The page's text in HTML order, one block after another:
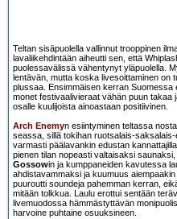
Teltan sisäpuolella vallinnut trooppinen
lavaliikehdintään aiheutti sen, että
puolessavälissä vähentynyt yläpuolella.
lentävän, mutta koska livesoittaminen on
plussaa. Ensimmäisen kerran
monet festivaalivieraat vähän puun takaa
osalle kuulijoista ainoastaan positiivinen.
Arch Enemyn esiintyminen teltassa
seassa, sillä tokihan ruotsalais-
varmasti päälavankin edustan
pienen tilan nopeasti valtaisaksi
Gossowin ja kumppaneiden kavutessa
ahdistavammaksi ja kuumuus
puuroutti soundeja pahemman kerran,
mitään tolkkua. Laulu erottui sentään
livemuodossa hämmästyttävän
harvoine puhtaine osuuksineen.